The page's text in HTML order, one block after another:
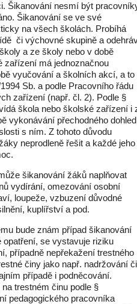
Šikanování nesmí být
Šikanování se ve své
na všech školách. Probíhá
či výchovné skupině a
a ze školy nebo v době
zařízení má jednoznačnou
vyučování a školních akcí, a to
Sb. a podle Pracovního řádu
zařízení (např. čl. 2). Podle §
škola nebo školské zařízení i
vykonávání přechodného
s ním. Z tohoto důvodu
neprodleně řešit a každé jeho
šikanování žáků naplňovat
vydírání, omezování osobní
loupeže, vzbuzení důvodné
kuplířství a pod.
bude znám případ šikanování
opatření, se vystavuje riziku
případně nepřekažení trestného
činy jako např. nadržování či
případě i podněcování.
trestném činu podle §
pedagogického pracovníka